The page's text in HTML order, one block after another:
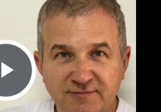
Video